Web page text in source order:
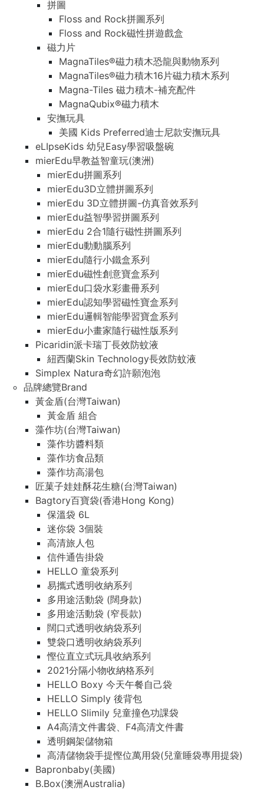
拼圖
Floss and Rock拼圖系列
Floss and Rock磁性拼遊戲盒
磁力片
MagnaTiles®磁力積木恐龍與動物系列
MagnaTiles®磁力積木16片磁力積木系列
Magna-Tiles 磁力積木-補充配件
MagnaQubix®磁力積木
安撫玩具
美國 Kids Preferred迪士尼款安撫玩具
eLIpseKids 幼兒Easy學習吸盤碗
mierEdu早教益智童玩(澳洲)
mierEdu拼圖系列
mierEdu3D立體拼圖系列
mierEdu 3D立體拼圖-仿真音效系列
mierEdu益智學習拼圖系列
mierEdu 2合1隨行磁性拼圖系列
mierEdu動動腦系列
mierEdu隨行小鐵盒系列
mierEdu磁性創意寶盒系列
mierEdu口袋水彩畫冊系列
mierEdu認知學習磁性寶盒系列
mierEdu邏輯智能學習寶盒系列
mierEdu小畫家隨行磁性版系列
Picaridin派卡瑞丁長效防蚊液
紐西蘭Skin Technology長效防蚊液
Simplex Natura奇幻許願泡泡
品牌總覽Brand
黃金盾(台灣Taiwan)
黃金盾 組合
藻作坊(台灣Taiwan)
藻作坊醬料類
藻作坊食品類
藻作坊高湯包
匠菓子娃娃酥花生糖(台灣Taiwan)
Bagtory百寶袋(香港Hong Kong)
保溫袋 6L
迷你袋 3個裝
高清旅人包
信件通告掛袋
HELLO 童袋系列
易攜式透明收納系列
多用途活動袋 (闊身款)
多用途活動袋 (窄長款)
闊口式透明收納袋系列
雙袋口透明收納袋系列
慳位直立式玩具收納系列
2021分隔小物收納格系列
HELLO Boxy 今天午餐自己袋
HELLO Simply 後背包
HELLO Slimily 兒童撞色功課袋
A4高清文件書袋、F4高清文件書
透明鋼架儲物箱
高清儲物袋手提慳位萬用袋(兒童睡袋專用提袋)
Bapronbaby(美國)
B.Box(澳洲Australia)
拼圖
Floss and Rock拼圖系列
Floss and Rock磁性拼遊戲盒
磁力片
MagnaTiles®磁力積木恐龍與動物系列
MagnaTiles®磁力積木16片磁力積木系列
Magna-Tiles 磁力積木-補充配件
MagnaQubix®磁力積木
安撫玩具
美國 Kids Preferred迪士尼款安撫玩具
eLIpseKids 幼兒Easy學習吸盤碗
mierEdu早教益智童玩(澳洲)
mierEdu拼圖系列
mierEdu3D立體拼圖系列
mierEdu 3D立體拼圖-仿真音效系列
mierEdu益智學習拼圖系列
mierEdu 2合1隨行磁性拼圖系列
mierEdu動動腦系列
mierEdu隨行小鐵盒系列
mierEdu磁性創意寶盒系列
mierEdu口袋水彩畫冊系列
mierEdu認知學習磁性寶盒系列
mierEdu邏輯智能學習寶盒系列
mierEdu小畫家隨行磁性版系列
Picaridin派卡瑞丁長效防蚊液
紐西蘭Skin Technology長效防蚊液
Simplex Natura奇幻許願泡泡
品牌總覽Brand
黃金盾(台灣Taiwan)
黃金盾 組合
藻作坊(台灣Taiwan)
藻作坊醬料類
藻作坊食品類
藻作坊高湯包
匠菓子娃娃酥花生糖(台灣Taiwan)
Bagtory百寶袋(香港Hong Kong)
保溫袋 6L
迷你袋 3個裝
高清旅人包
信件通告掛袋
HELLO 童袋系列
易攜式透明收納系列
多用途活動袋 (闊身款)
多用途活動袋 (窄長款)
闊口式透明收納袋系列
雙袋口透明收納袋系列
慳位直立式玩具收納系列
2021分隔小物收納格系列
HELLO Boxy 今天午餐自己袋
HELLO Simply 後背包
HELLO Slimily 兒童撞色功課袋
A4高清文件書袋、F4高清文件書
透明鋼架儲物箱
高清儲物袋手提慳位萬用袋(兒童睡袋專用提袋)
Bapronbaby(美國)
B.Box(澳洲Australia)